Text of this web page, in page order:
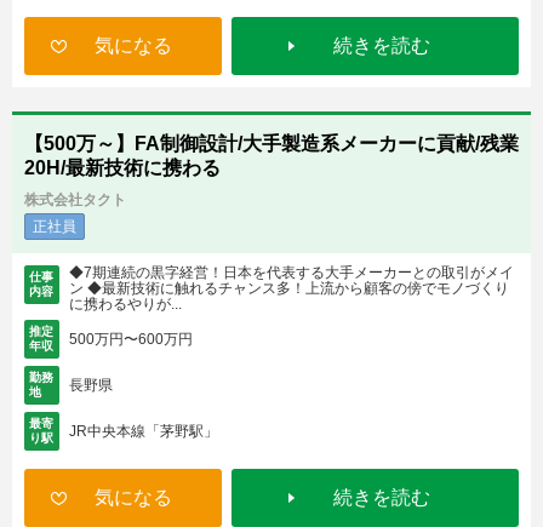
気になる 続きを読む
【500万～】FA制御設計/大手製造系メーカーに貢献/残業
20H/最新技術に携わる
株式会社タクト
正社員
仕事
内容
◆7期連続の黒字経営！日本を代表する大手メーカーとの取引がメイ
ン ◆最新技術に触れるチャンス多！上流から顧客の傍でモノづくり
に携わるやりが...
推定
年収
500万円〜600万円
勤務
地
長野県
最寄
り駅
JR中央本線「茅野駅」
気になる 続きを読む